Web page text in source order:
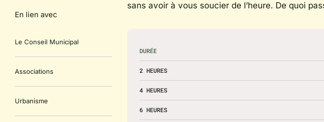
En lien avec
Le Conseil Municipal
Associations
Urbanisme
sans avoir à vous soucier de l’heure. De quoi
DURÉE
2 HEURES
4 HEURES
6 HEURES